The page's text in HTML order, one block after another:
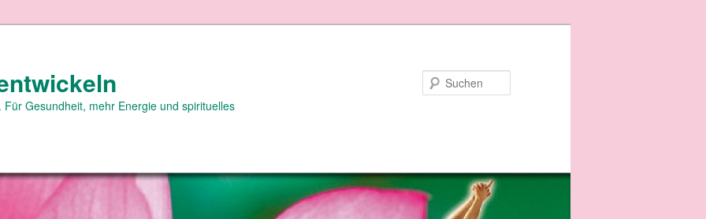
Gesundheit, mehr Energie und spirituelles